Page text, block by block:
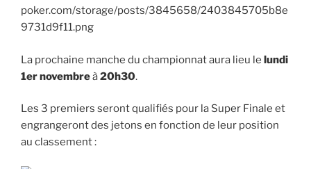
La prochaine manche du championnat aura lieu le lundi
1er novembreà20h30.
Les 3 premiers seront qualifiés pour la Super Finale et
engrangeront des jetons en fonction de leur position
au classement :